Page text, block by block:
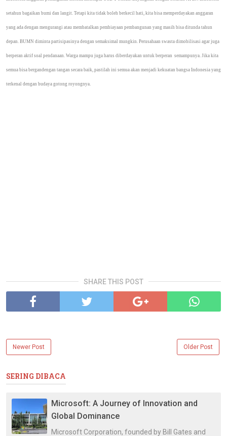
setahun bagaikan bumi dan langit. Tetapi kita tidak boleh berkecil hati, kita bisa memperdayakan anggaran
yang ada dengan mengurangi atau membatalkan pembiayaan pembangunan yang masih bisa ditunda tahun
depan. BUMN diminta partisipasinya dengan semaksimal mungkin. Perusahaan swasta dimobilisasi agar juga
berperan aktif soal pendanaan. Warga mampu juga harus diberdayakan untuk berperan semampunya. Jika kita
semua bisa bergandengan tangan secara baik, pastilah ini semua akan menjadi kekuatan bangsa Indonesia yang
terkenal dengan budaya gotong royongnya.
SHARE THIS POST
Newer Post Older Post
SERING DIBACA
Microsoft: A Journey of Innovation and
Global Dominance
Microsoft Corporation, founded by Bill Gates and